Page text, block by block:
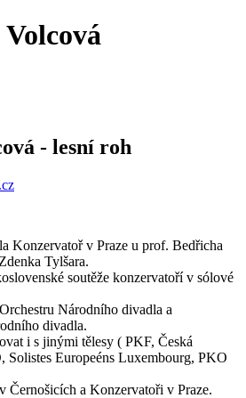
- lesní roh
Konzervatoř v Praze u prof. Bedřicha
Tylšara.
soutěže konzervatoří v sólové
Národního divadla a
divadla.
i s jinými tělesy ( PKF, Česká
Europeéns Luxembourg, PKO
Černošicích a Konzervatoři v Praze.